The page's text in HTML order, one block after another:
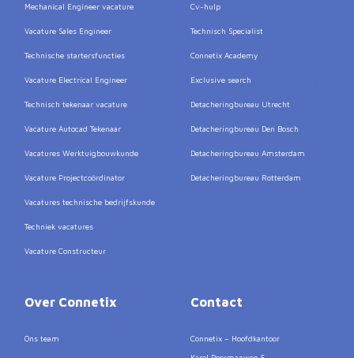
Mechanical Engineer vacature
Vacature Sales Engineer
Technische startersfuncties
Vacature Electrical Engineer
Technisch tekenaar vacature
Vacature Autocad Tekenaar
Vacatures Werktuigbouwkunde
Vacature Projectcoördinator
Vacatures technische bedrijfskunde
Techniek vacatures
Vacature Constructeur
Cv-hulp
Technisch Specialist
Connetix Academy
Exclusive search
Detacheringbureau Utrecht
Detacheringbureau Den Bosch
Detacheringbureau Amsterdam
Detacheringbureau Rotterdam
Over Connetix
Ons team
Contact
Connetix – Hoofdkantoor